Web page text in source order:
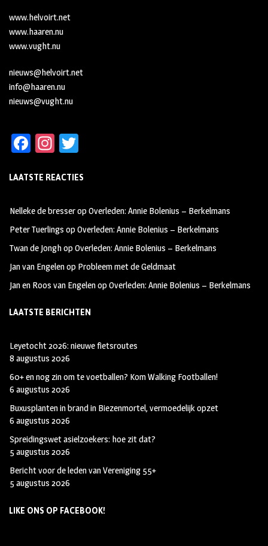
www.helvoirt.net
www.haaren.nu
www.vught.nu
nieuws@helvoirt.net
info@haaren.nu
nieuws@vught.nu
Fa
b
oo
k
In
ag
m
tt
LAATSTE REACTIES
Nelleke de bresseropOverleden: Annie Bolenius – Berkelmans
Peter Tuerlings opOverleden: Annie Bolenius – Berkelmans
Twan de JonghopOverleden: Annie Bolenius – Berkelmans
Jan van Engelenop Probleem met de Geldmaat
Jan en Roos van EngelenopOverleden: Annie Bolenius – Berkelmans
LAATSTE BERICHTEN
Leyetocht 2026: nieuwe fietsroutes
8 augustus 2026
60+ en nog zin om te voetballen? Kom Walking Footballen!
6 augustus 2026
Buxusplanten in brand in Biezenmortel, vermoedelijk opzet
6 augustus 2026
Spreidingswet asielzoekers: hoe zit dat?
5 augustus 2026
Bericht voor de leden van Vereniging 55+
5 augustus 2026
LIKE ONS OP FACEBOOK!